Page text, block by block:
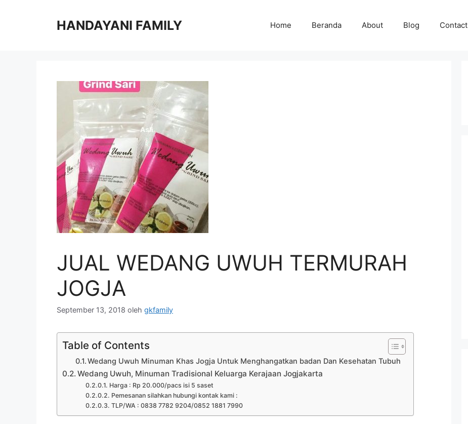
HANDAYANI FAMILY Home Beranda About Blog Contact
JUAL WEDANG UWUH TERMURAH
JOGJA
September 13, 2018 oleh gkfamily
Table of Contents
Wedang Uwuh Minuman Khas Jogja Untuk Menghangatkan badan Dan Kesehatan Tubuh
Wedang Uwuh, Minuman Tradisional Keluarga Kerajaan Jogjakarta
Harga : Rp 20.000/pacs isi 5 saset
Pemesanan silahkan hubungi kontak kami :
TLP/WA : 0838 7782 9204/0852 1881 7990